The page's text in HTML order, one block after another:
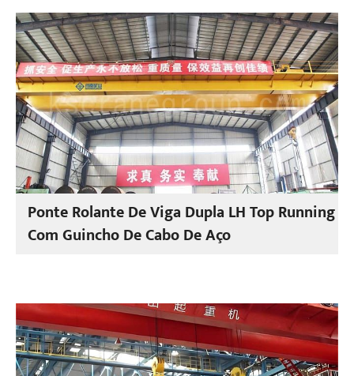
Ponte Rolante De Viga Dupla LH Top Running
Com Guincho De Cabo De Aço